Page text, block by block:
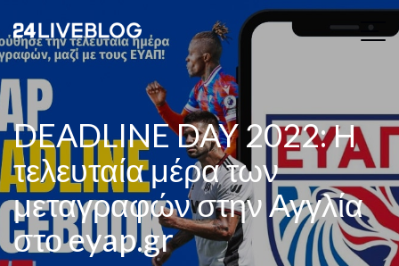
DEADLINE DAY 2022: Η
τελευταία μέρα των
μεταγραφών στην Αγγλία
στο eyap.gr